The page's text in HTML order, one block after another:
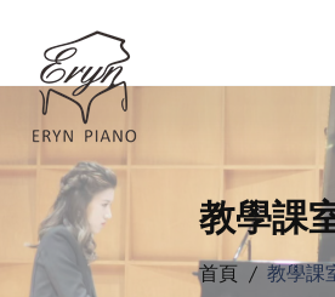
教學課
首頁 教學課